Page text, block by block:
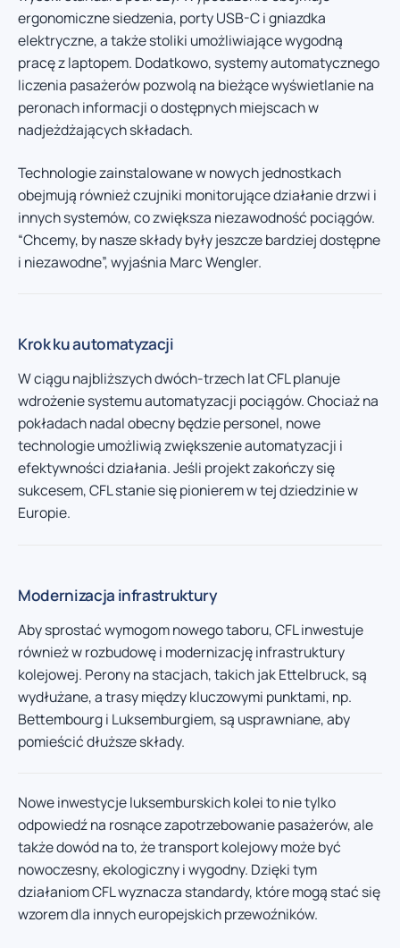
ergonomiczne siedzenia, porty USB-C i gniazdka
elektryczne, a także stoliki umożliwiające wygodną
pracę z laptopem. Dodatkowo, systemy automatycznego
liczenia pasażerów pozwolą na bieżące wyświetlanie na
peronach informacji o dostępnych miejscach w
nadjeżdżających składach.
Technologie zainstalowane w nowych jednostkach
obejmują również czujniki monitorujące działanie drzwi i
innych systemów, co zwiększa niezawodność pociągów.
“Chcemy, by nasze składy były jeszcze bardziej dostępne
i niezawodne”, wyjaśnia Marc Wengler.
Krok ku automatyzacji
W ciągu najbliższych dwóch-trzech lat CFL planuje
wdrożenie systemu automatyzacji pociągów. Chociaż na
pokładach nadal obecny będzie personel, nowe
technologie umożliwią zwiększenie automatyzacji i
efektywności działania. Jeśli projekt zakończy się
sukcesem, CFL stanie się pionierem w tej dziedzinie w
Europie.
Modernizacja infrastruktury
Aby sprostać wymogom nowego taboru, CFL inwestuje
również w rozbudowę i modernizację infrastruktury
kolejowej. Perony na stacjach, takich jak Ettelbruck, są
wydłużane, a trasy między kluczowymi punktami, np.
Bettembourg i Luksemburgiem, są usprawniane, aby
pomieścić dłuższe składy.
Nowe inwestycje luksemburskich kolei to nie tylko
odpowiedź na rosnące zapotrzebowanie pasażerów, ale
także dowód na to, że transport kolejowy może być
nowoczesny, ekologiczny i wygodny. Dzięki tym
działaniom CFL wyznacza standardy, które mogą stać się
wzorem dla innych europejskich przewoźników.